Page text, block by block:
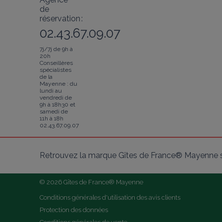
de
réservation :
02.43.67.09.07
7j/7j de 9h à
20h
Conseillères
spécialistes
de la
Mayenne : du
lundi au
vendredi de
9h à 18h30 et
samedi de
11h à 18h
02.43.67.09.07
Retrouvez la marque Gîtes de France® Mayenne
© 2026 Gîtes de France® Mayenne
Conditions générales d'utilisation des avis clients
Protection des données